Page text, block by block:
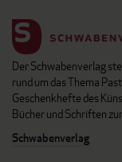
Der Schwabenverlag
rund um das Thema
Geschenkhefte des
Bücher und Schriften
Schwabenverlag